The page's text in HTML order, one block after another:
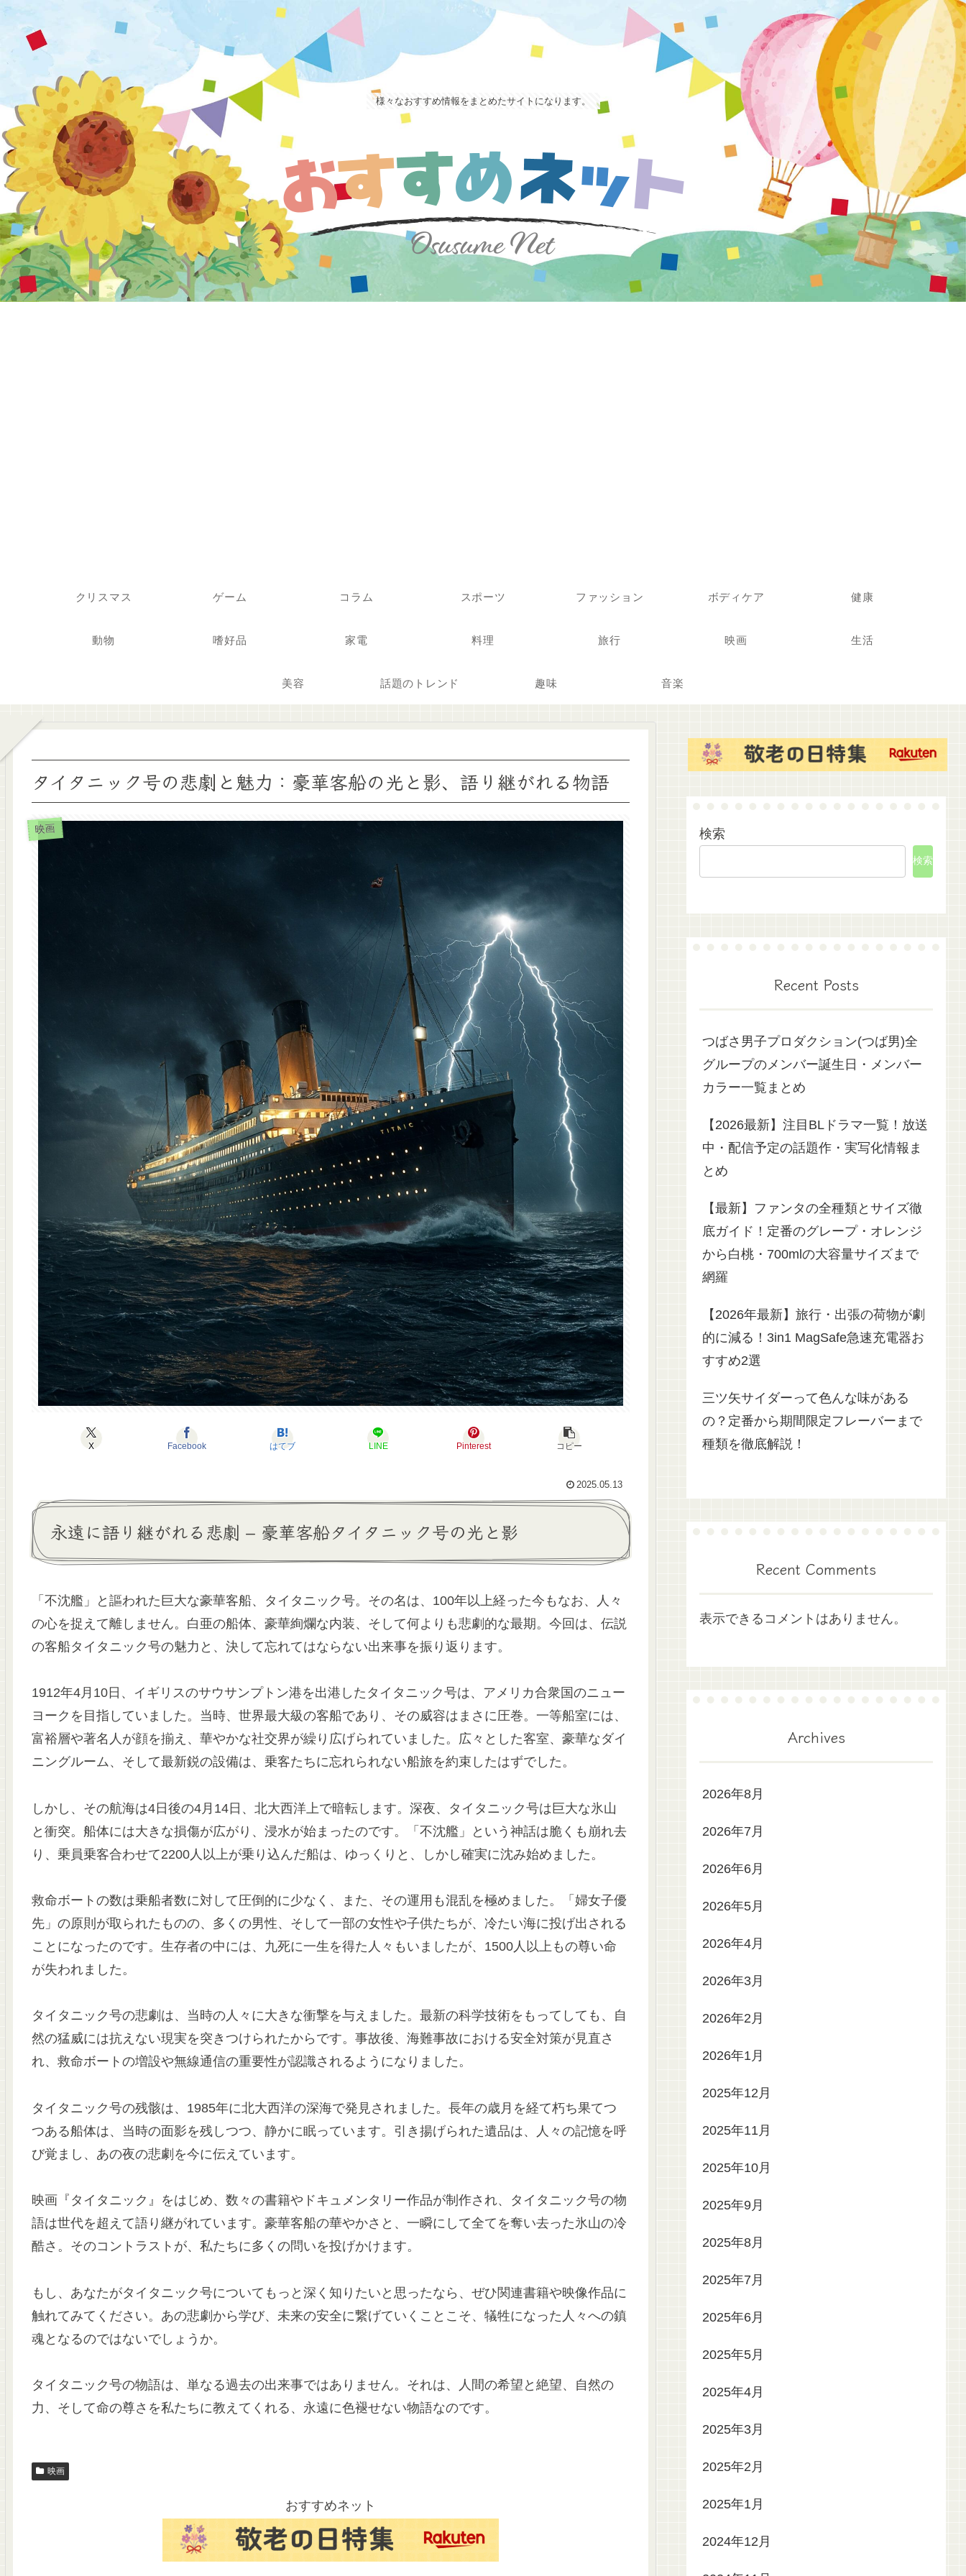
様々なおすすめ情報をまとめたサイトになります。
クリスマス ゲーム コラム スポーツ ファッション ボディケア 健康
動物 嗜好品 家電 料理 旅行 映画 生活
美容 話題のトレンド 趣味 音楽
タイタニック号の悲劇と魅力：豪華客船の光と影、語り継がれる物語
映画
X Facebook はてブ LINE Pinterest コピー
2025.05.13
永遠に語り継がれる悲劇 – 豪華客船タイタニック号の光と影
「不沈艦」と謳われた巨大な豪華客船、タイタニック号。その名は、100年以上経った今もなお、人々
の心を捉えて離しません。白亜の船体、豪華絢爛な内装、そして何よりも悲劇的な最期。今回は、伝説
の客船タイタニック号の魅力と、決して忘れてはならない出来事を振り返ります。
1912年4月10日、イギリスのサウサンプトン港を出港したタイタニック号は、アメリカ合衆国のニュー
ヨークを目指していました。当時、世界最大級の客船であり、その威容はまさに圧巻。一等船室には、
富裕層や著名人が顔を揃え、華やかな社交界が繰り広げられていました。広々とした客室、豪華なダイ
ニングルーム、そして最新鋭の設備は、乗客たちに忘れられない船旅を約束したはずでした。
しかし、その航海は4日後の4月14日、北大西洋上で暗転します。深夜、タイタニック号は巨大な氷山
と衝突。船体には大きな損傷が広がり、浸水が始まったのです。「不沈艦」という神話は脆くも崩れ去
り、乗員乗客合わせて2200人以上が乗り込んだ船は、ゆっくりと、しかし確実に沈み始めました。
救命ボートの数は乗船者数に対して圧倒的に少なく、また、その運用も混乱を極めました。「婦女子優
先」の原則が取られたものの、多くの男性、そして一部の女性や子供たちが、冷たい海に投げ出される
ことになったのです。生存者の中には、九死に一生を得た人々もいましたが、1500人以上もの尊い命
が失われました。
タイタニック号の悲劇は、当時の人々に大きな衝撃を与えました。最新の科学技術をもってしても、自
然の猛威には抗えない現実を突きつけられたからです。事故後、海難事故における安全対策が見直さ
れ、救命ボートの増設や無線通信の重要性が認識されるようになりました。
タイタニック号の残骸は、1985年に北大西洋の深海で発見されました。長年の歳月を経て朽ち果てつ
つある船体は、当時の面影を残しつつ、静かに眠っています。引き揚げられた遺品は、人々の記憶を呼
び覚まし、あの夜の悲劇を今に伝えています。
映画『タイタニック』をはじめ、数々の書籍やドキュメンタリー作品が制作され、タイタニック号の物
語は世代を超えて語り継がれています。豪華客船の華やかさと、一瞬にして全てを奪い去った氷山の冷
酷さ。そのコントラストが、私たちに多くの問いを投げかけます。
もし、あなたがタイタニック号についてもっと深く知りたいと思ったなら、ぜひ関連書籍や映像作品に
触れてみてください。あの悲劇から学び、未来の安全に繋げていくことこそ、犠牲になった人々への鎮
魂となるのではないでしょうか。
タイタニック号の物語は、単なる過去の出来事ではありません。それは、人間の希望と絶望、自然の
力、そして命の尊さを私たちに教えてくれる、永遠に色褪せない物語なのです。
映画
おすすめネット
検索
検索
Recent Posts
つばさ男子プロダクション(つば男)全
グループのメンバー誕生日・メンバー
カラー一覧まとめ
【2026最新】注目BLドラマ一覧！放送
中・配信予定の話題作・実写化情報ま
とめ
【最新】ファンタの全種類とサイズ徹
底ガイド！定番のグレープ・オレンジ
から白桃・700mlの大容量サイズまで
網羅
【2026年最新】旅行・出張の荷物が劇
的に減る！3in1 MagSafe急速充電器お
すすめ2選
三ツ矢サイダーって色んな味がある
の？定番から期間限定フレーバーまで
種類を徹底解説！
Recent Comments
表示できるコメントはありません。
Archives
2026年8月
2026年7月
2026年6月
2026年5月
2026年4月
2026年3月
2026年2月
2026年1月
2025年12月
2025年11月
2025年10月
2025年9月
2025年8月
2025年7月
2025年6月
2025年5月
2025年4月
2025年3月
2025年2月
2025年1月
2024年12月